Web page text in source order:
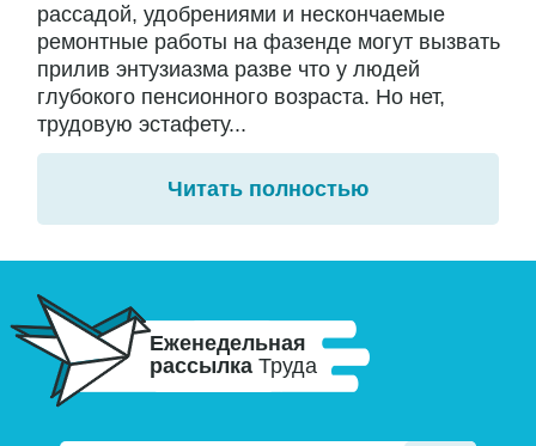
рассадой, удобрениями и нескончаемые
ремонтные работы на фазенде могут вызвать
прилив энтузиазма разве что у людей
глубокого пенсионного возраста. Но нет,
трудовую эстафету...
Читать полностью
Еженедельная
рассылка Труда